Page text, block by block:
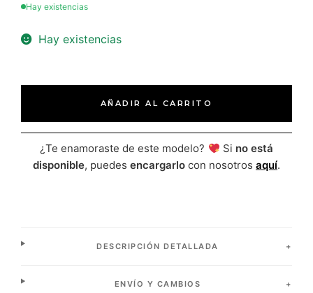
Hay existencias
Hay existencias
AÑADIR AL CARRITO
¿Te enamoraste de este modelo? Si no está
disponible, puedes encargarlo con nosotros aquí.
DESCRIPCIÓN DETALLADA
ENVÍO Y CAMBIOS